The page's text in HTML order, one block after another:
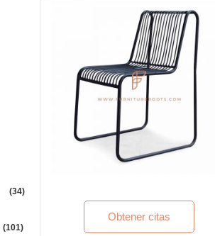
34
101
Obtener citas